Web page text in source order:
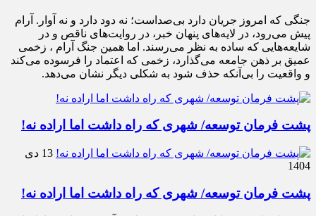
جنگی که امروز جریان دارد بی‌صداست؛ نه دود دارد و نه آوار. آرام
پیش می‌رود، در لایه‌های پنهان خبر، در روایت‌های ناقص و در
شایعه‌هایی که ساده به نظر می‌رسند. اما همین جنگ آرام ، زخمی
عمیق بر ذهن جامعه می‌گذارد، زخمی که اعتماد را فرسوده می‌کند
و واقعیت را بی‌آنکه حذف شود به شکلی دیگر نشان می‌دهد.
پشت فرمان توسعه/ شهری که راه داشت اما اراده نه!
13 دی
1404
پشت فرمان توسعه/ شهری که راه داشت اما اراده نه!